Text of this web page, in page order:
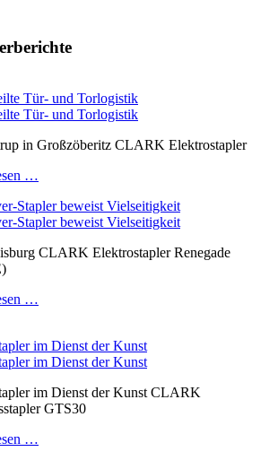
Tür- und Torlogistik
Tür- und Torlogistik
in Großzöberitz CLARK Elektrostapler
…
Stapler beweist Vielseitigkeit
Stapler beweist Vielseitigkeit
CLARK Elektrostapler Renegade
…
im Dienst der Kunst
im Dienst der Kunst
im Dienst der Kunst CLARK
GTS30
…